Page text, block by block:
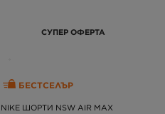
СУПЕР ОФЕРТА
БЕСТСЕЛЪР
NIKE ШОРТИ NSW AIR MAX